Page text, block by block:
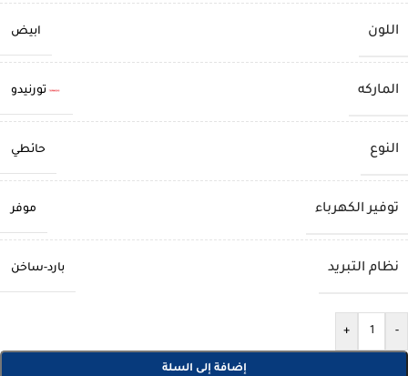
اللون ابيض
الماركه تورنيدو
النوع حائطي
توفير الكهرباء موفر
نظام التبريد بارد-ساخن
-
+
إضافة إلى السلة